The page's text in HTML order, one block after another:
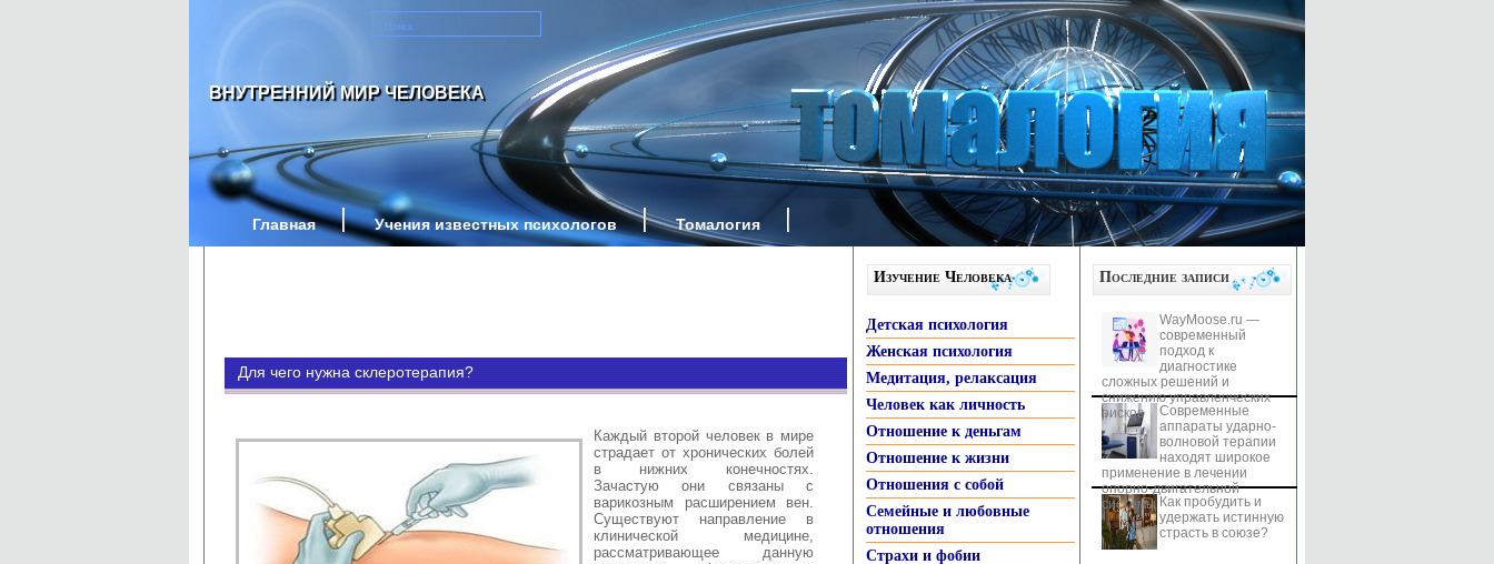
ВНУТРЕННИЙ МИР ЧЕЛОВЕКА
Главная Учения известных психологов Томалогия
Для чего нужна склеротерапия?
Каждый второй человек в мире
страдает от хронических болей
в нижних конечностях.
Зачастую они связаны с
варикозным расширением вен.
Существуют направление в
клинической медицине,
рассматривающее данную
Изучение Человека
Детская психология
Женская психология
Медитация, релаксация
Человек как личность
Отношение к деньгам
Отношение к жизни
Отношения с собой
Семейные и любовные
отношения
Страхи и фобии
Последние записи
WayMoose.ru —
современный
подход к
диагностике
сложных решений и
снижению управленческих
рисков
Современные
аппараты ударно-
волновой терапии
находят широкое
применение в лечении
опорно-двигательной
системы Как пробудить и
удержать истинную
страсть в союзе?